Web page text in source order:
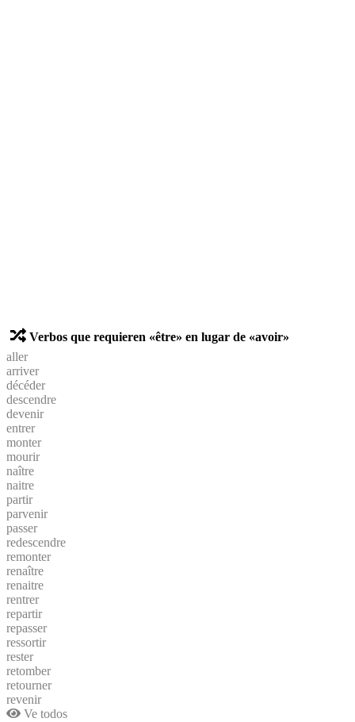
Verbos que requieren «être» en lugar de «avoir»
aller
arriver
décéder
descendre
devenir
entrer
monter
mourir
naître
naitre
partir
parvenir
passer
redescendre
remonter
renaître
renaitre
rentrer
repartir
repasser
ressortir
rester
retomber
retourner
revenir
Ve todos